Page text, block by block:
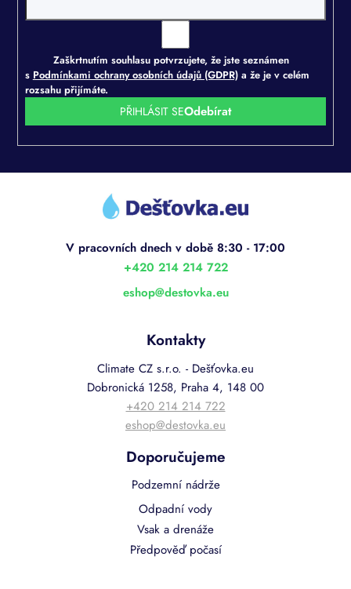
Zaškrtnutím souhlasu potvrzujete, že jste seznámen
s Podmínkami ochrany osobních údajů (GDPR)a že je v celém
rozsahu přijímáte.
PŘIHLÁSIT SE
Z
eshop@destovka.eu
+420 214 214 722
Kontakty
Climate CZ s.r.o. - Dešťovka.eu
Dobronická 1258, Praha 4, 148 00
+420 214 214 722
eshop@destovka.eu
Doporučujeme
Podzemní nádrže
Odpadní vody
Vsak a drenáže
Předpověď počasí